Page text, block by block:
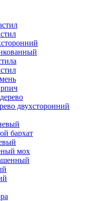
двухсторонний
бархат
мох